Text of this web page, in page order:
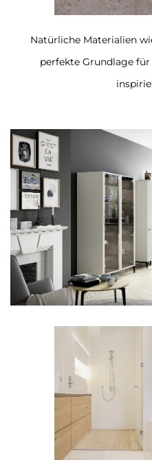
Natürliche Materialien
perfekte Grundlage